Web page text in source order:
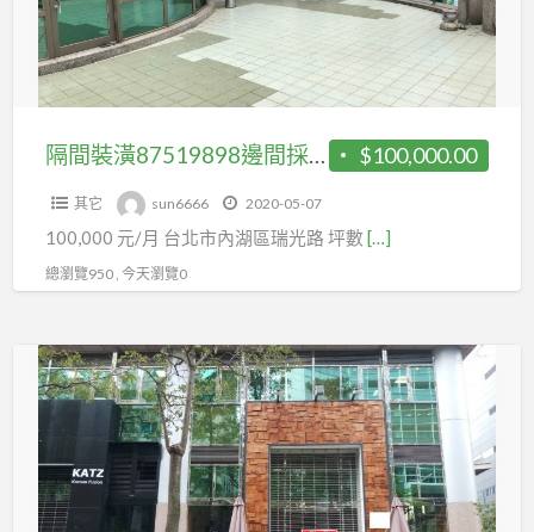
$100,000.00
隔間裝潢87519898邊間採光送大陽台
其它 sun6666 2020-05-07
100,000 元/月 台北市內湖區瑞光路 坪數[…]
總瀏覽950 , 今天瀏覽0